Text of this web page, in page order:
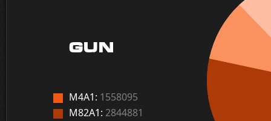
GUN
M4A1: 1558095
M82A1: 2844881